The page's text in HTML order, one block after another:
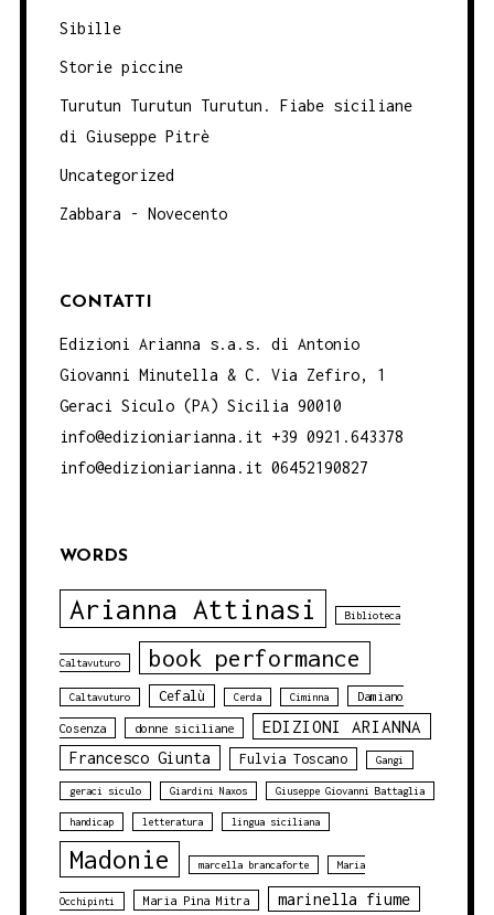
Sibille
Storie piccine
Turutun Turutun Turutun. Fiabe siciliane
di Giuseppe Pitrè
Uncategorized
Zabbara - Novecento
CONTATTI
Edizioni Arianna s.a.s. di Antonio
Giovanni Minutella & C. Via Zefiro, 1
Geraci Siculo (PA) Sicilia 90010
info@edizioniarianna.it +39 0921.643378
info@edizioniarianna.it 06452190827
WORDS
Arianna Attinasi Biblioteca
Caltavuturo book performance
Caltavuturo Cefalù Cerda Ciminna Damiano
Cosenza donne siciliane EDIZIONI ARIANNA
Francesco Giunta Fulvia Toscano Gangi
geraci siculo Giardini Naxos Giuseppe Giovanni Battaglia
handicap letteratura lingua siciliana
Madonie marcella brancaforte Maria
Occhipinti Maria Pina Mitra marinella fiume